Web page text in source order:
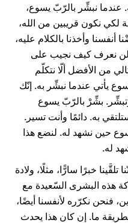
عندما نبشِّر بالرّبّ يسوع،
لكي نكون قريبين من الله،
أنفسنا وأخذنا بالكلام عليه،
لن نعرف كيف نجيب على
من الأفضل ألّا نتكلّم
يأتي عندما نبشِّر به. إنّك
بشِّرْ بالرّبّ يسوع
به. دائمًا وأنت تسير.
حين نشهد له. لنضع هذا
له.
تلقَّينا خبرًا سارًّا، مثلًا، ولادة
هذه البشرى السّعيدة مع
فنحن نكرّره لأنفسنا أيضًا،
بطريقة ما. إن كان هذا يحدث